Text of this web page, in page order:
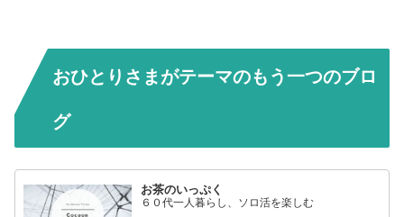
おひとりさまがテーマのもう一つのブロ
グ
お茶のいっぷく
６０代一人暮らし、ソロ活を楽しむ